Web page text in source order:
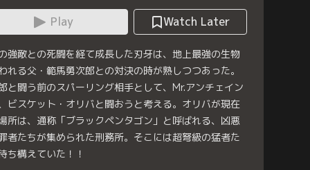
Play
Watch Later
強敵との死闘を経て成長した刃牙は、地上最強の生物
れる父・範馬勇次郎との対決の時が熟しつつあった。
と闘う前のスパーリング相手として、Mr.アンチェイン
ビスケット・オリバと闘おうと考える。オリバが現在
所は、通称「ブラックペンタゴン」と呼ばれる、凶悪
者たちが集められた刑務所。そこには超弩級の猛者た
ち構えていた！！